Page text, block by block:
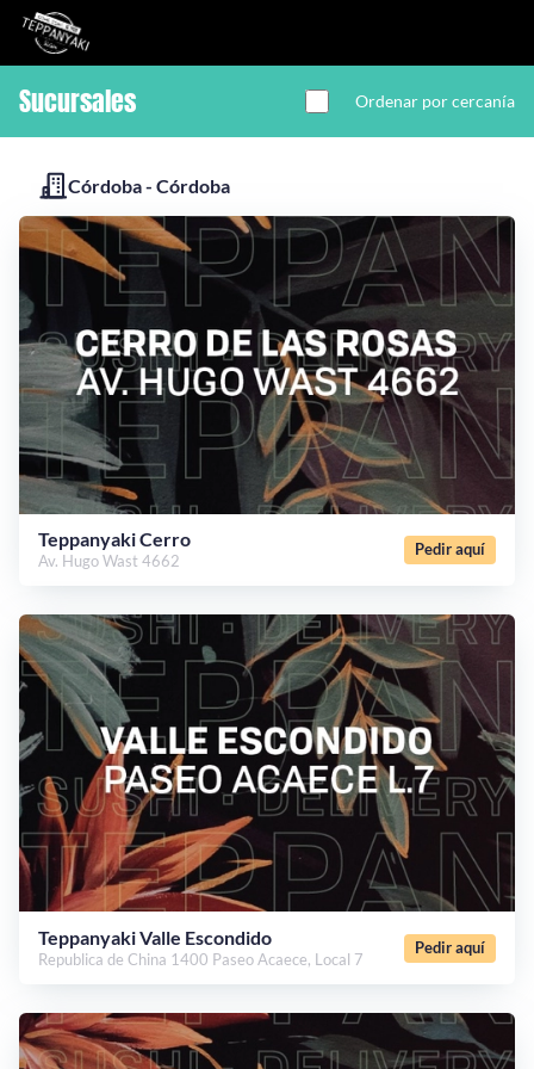
Inicio
¡Quiero una
emprendimiento!
Sucursales Ordenar por cercanía
Córdoba - Córdoba
Teppanyaki Cerro
Av. Hugo Wast 4662
Pedir aquí
Teppanyaki Valle Escondido
Republica de China 1400 Paseo Acaece, Local 7
Pedir aquí